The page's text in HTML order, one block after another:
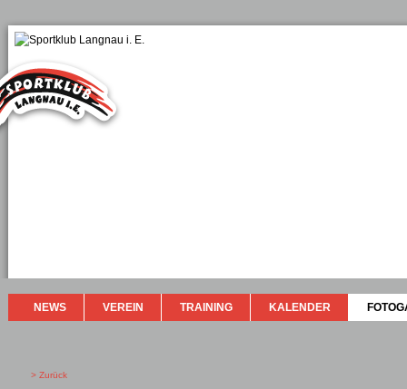
NEWS VEREIN TRAINING KALENDER
> Zurück